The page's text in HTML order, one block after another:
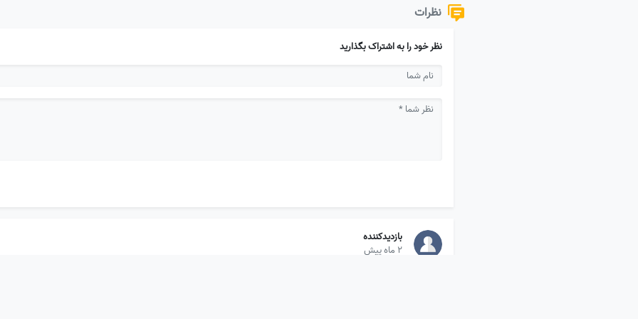
نظرات
نظر خود را به اشتراک بگذارید
بازدیدکننده
2 ماه پیش